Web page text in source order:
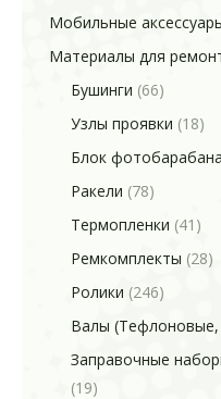
Мобильные
Материалы для
Бушинги (66)
Узлы проявки (18)
Блок
Ракели (78)
Термопленки (41)
Ремкомплекты (28)
Ролики (246)
Валы (Тефлоновые,
Заправочные
(19)